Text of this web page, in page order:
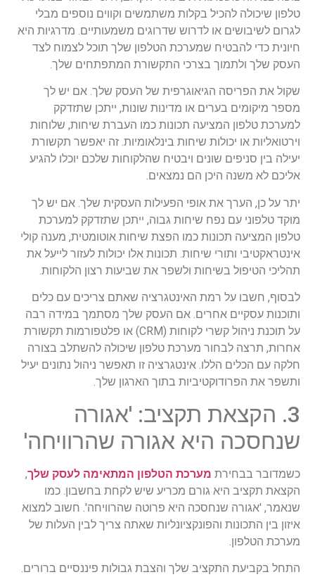
טלפון שיכולה להכיל בקלות משתמשים וקווים נוספים מבלי
לגרום לשיבושים או לדרוש שדרוגים משמעותיים. מדרגיות היא
חיונית כדי להבטיח שמערכת הטלפון שלך תוכל לצמוח לצד
העסק שלך ולתמוך בצרכי התקשורת המתפתחים שלך.
שקול את הפריסה הגיאוגרפית של העסק שלך. אם יש לך
מספר מיקומים בערים או מדינות שונות, ייתכן שתזדקק
למערכת טלפון המציעה תכונות כמו העברת שיחות, שלוחות
וירטואליות או יכולות שיחות בינלאומיות. זה יאפשר תקשורת
יעילה בין סניפים שונים ויבטיח שהלקוחות שלכם יוכלו להגיע
אליכם לא משנה היכן הם נמצאים.
יתר על כן, הערך את אופי הפעילות העסקית שלך. אם יש לך
מוקד טלפוני עם נפח שיחות גבוה, ייתכן שתזדקק למערכת
טלפון המציעה תכונות כמו הפצת שיחות אוטומטית, מענה קולי
אינטראקטיבי ותורי שיחות. תכונות אלו יכולות לעזור לייעל את
תהליכי הטיפול בשיחות ולשפר את שביעות רצון הלקוחות.
לבסוף, חשבו על רמת האינטגרציה שאתם צריכים עם כלים
ותוכנות עסקיים אחרים. אם העסק שלך מסתמך במידה רבה
על תוכנת ניהול קשרי לקוחות (CRM) או פלטפורמות תקשורת
אחרות, תרצה לבחור מערכת טלפון שיכולה להשתלב בצורה
חלקה עם הכלים הללו. אינטגרציה זו תאפשר ניהול נתונים יעיל
ותשפר את הפרודוקטיביות בתוך הארגון שלך.
3. הקצאת תקציב: 'אגורה
שנחסכה היא אגורה שהרוויחה'
כשמדובר בבחירת מערכת הטלפון המתאימה לעסק שלך,
הקצאת תקציב היא גורם מכריע שיש לקחת בחשבון. כמו
שנאמר, 'אגורה שנחסכה היא פרוטה שהרוויחה'. חשוב למצוא
איזון בין התכונות והפונקציונליות שאתה צריך לבין העלות של
מערכת הטלפון.
התחל בקביעת התקציב שלך והצבת גבולות פיננסיים ברורים.